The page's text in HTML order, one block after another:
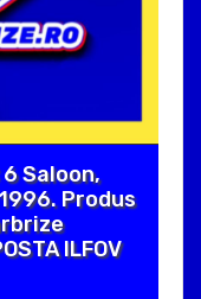
6 Saloon,
Produs
ILFOV